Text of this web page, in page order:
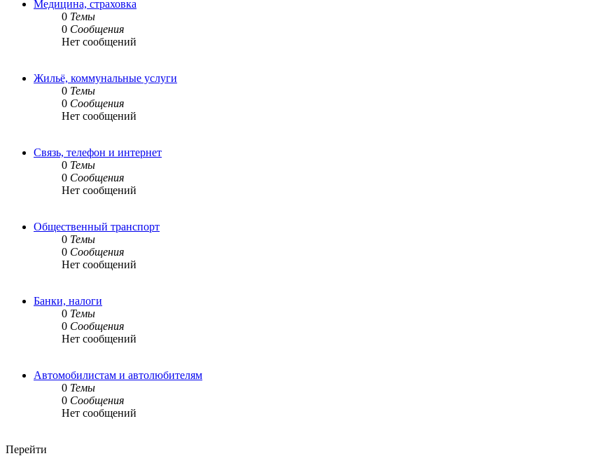
Медицина, страховка
0 Темы
0 Сообщения
Нет сообщений
Жильё, коммунальные услуги
0 Темы
0 Сообщения
Нет сообщений
Связь, телефон и интернет
0 Темы
0 Сообщения
Нет сообщений
Общественный транспорт
0 Темы
0 Сообщения
Нет сообщений
Банки, налоги
0 Темы
0 Сообщения
Нет сообщений
Автомобилистам и автолюбителям
0 Темы
0 Сообщения
Нет сообщений
Перейти